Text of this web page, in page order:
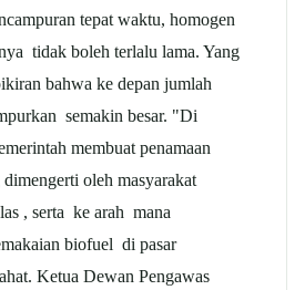
tepat waktu, homogen
tidak boleh terlalu lama. Yang
bahwa ke depan jumlah
semakin besar. "Di
membuat penamaan
oleh masyarakat
, serta ke arah mana
biofuel di pasar
Ketua Dewan Pengawas